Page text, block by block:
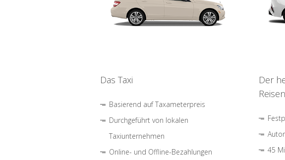
Das Taxi
Basierend auf Taxameterpreis
Durchgeführt von lokalen
Taxiunternehmen
Online- und Offline-Bezahlungen
Der
45